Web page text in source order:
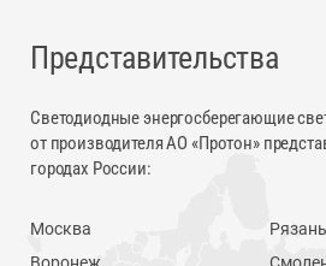
Представительства
Светодиодные энергосберегающие
от производителя АО «Протон»
городах России:
Москва
Рязань